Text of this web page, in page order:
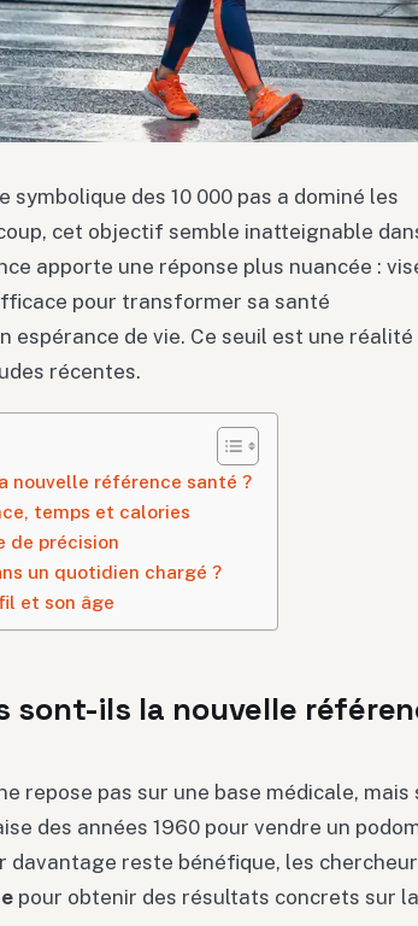
des 10 000 pas a dominé les
cet objectif semble inatteignable
apporte une réponse plus nuancée :
pour transformer sa santé
espérance de vie. Ce seuil est une réalité
récentes.
nouvelle référence santé ?
temps et calories
de précision
un quotidien chargé ?
et son âge
sont-ils la nouvelle
repose pas sur une base médicale, mais
des années 1960 pour vendre un
davantage reste bénéfique, les
pour obtenir des résultats concrets sur la